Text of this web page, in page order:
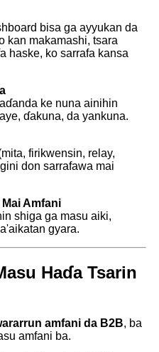
bisa ga ayyukan da
kan makamashi, tsara
haske, ko sarrafa kansa
ke nuna ainihin
ɗakuna, da yankuna.
firikwensin, relay,
don sarrafawa mai
Amfani
shiga ga masu aiki,
gyara.
Haɗa Tsarin
amfani da B2B, ba
amfani ba.